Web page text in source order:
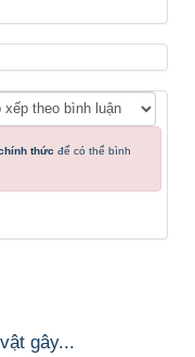
thức để có thể bình
gây...